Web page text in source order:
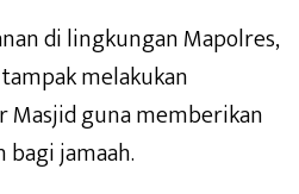
di lingkungan Mapolres,
melakukan
Masjid guna memberikan
bagi jamaah.